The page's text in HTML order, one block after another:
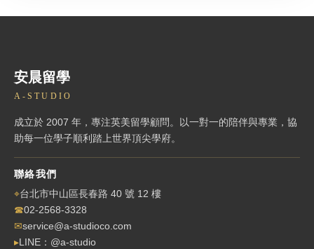
安晨留學
A-STUDIO
成立於 2007 年，專注英美留學顧問。以一對一的陪伴與專業，協
助每一位學子順利踏上世界頂尖學府。
聯絡我們
⌖台北市中山區長春路 40 號 12 樓
☎02-2568-3328
✉service@a-studioco.com
▸LINE：@a-studio